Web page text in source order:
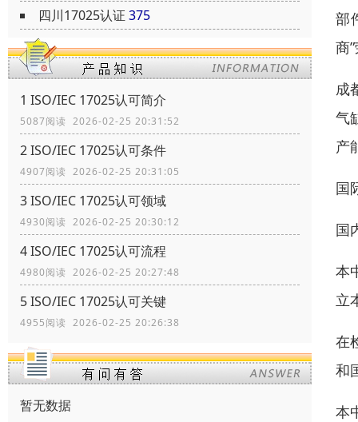
四川17025认证 375
1 ISO/IEC 17025认可简介
5087阅读 2026-02-25 20:31:52
2 ISO/IEC 17025认可条件
4907阅读 2026-02-25 20:31:05
3 ISO/IEC 17025认可领域
4930阅读 2026-02-25 20:30:12
4 ISO/IEC 17025认可流程
4980阅读 2026-02-25 20:27:48
5 ISO/IEC 17025认可关键
4955阅读 2026-02-25 20:26:38
暂无数据
部
商
成
气
产
国
国
本
立
在
和
本